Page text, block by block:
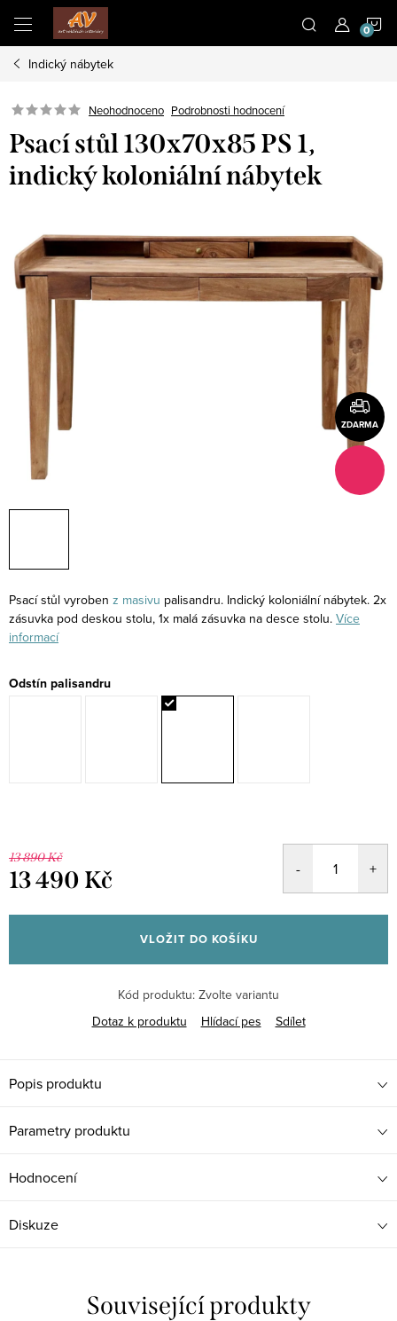
obsah
Indický nábytek
Neohodnoceno Podrobnosti hodnocení
Psací stůl 130x70x85 PS 1,
indický koloniální nábytek
ZDARMA
Psací stůl vyroben z masivu palisandru. Indický koloniální nábytek. 2x
zásuvka pod deskou stolu, 1x malá zásuvka na desce stolu. Více
informací
Odstín palisandru
13 890 Kč
13 490 Kč
cena:
VLOŽIT DO KOŠÍKU
Kód produktu: Zvolte variantu
Dotaz k produktu
Hlídací pes Sdílet
Popis produktu
Parametry produktu
Hodnocení
Diskuze
Související produkty